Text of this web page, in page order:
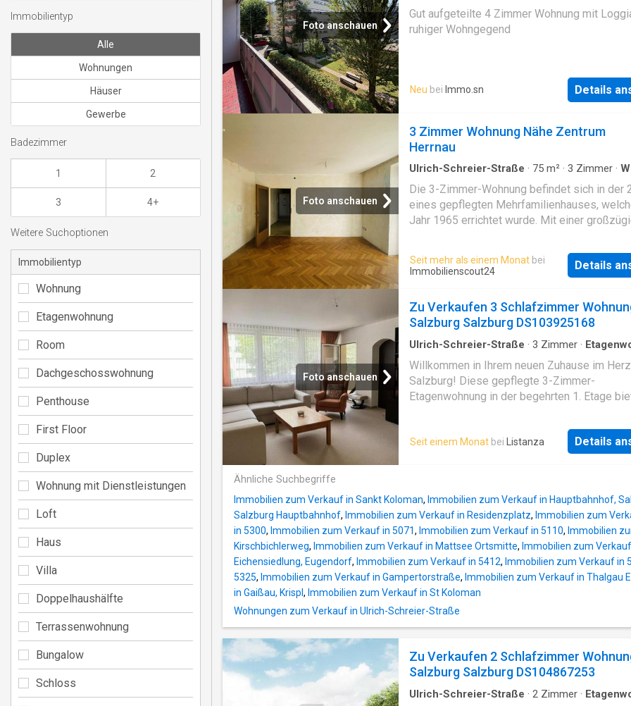
m² große, nach Süden ausgerichtete Loggia.
aus genießen Sie einen freien Ausblick ins
sowie einen beeindruckenden Fernblick auf
Raumaufteilung. Vom zentralen Vorraum aus
gelangen Sie in das Badezimmer, das
Essbereich. Die angeschlossene Küche ist mit
hochwertigen Geräten ausgestattet und fügt
harmonisch
Foto anschauen
Gut aufgeteilte 4 Zimmer Wohnung mit
ruhiger Wohngegend
Neu bei Immo.sn Details
Foto anschauen
3 Zimmer Wohnung Nähe Zentrum
Herrnau
Ulrich-Schreier-Straße · 75 m² · 3 Zimmer ·
Die 3-Zimmer-Wohnung befindet sich in der
eines gepflegten Mehrfamilienhauses,
Jahr 1965 errichtet wurde. Mit einer
Zimmern bietet diese Immobilie viel Platz
Familien und Paare.Der Stadtblick vom
genießen. Auch der Blick auf den Gaisberg ist
zwei ruhig gelegenen Schlafzimmern
Wohnzimmer sowie die Schlafräume sind mit
Fischgrätparkett versehen, der für eine
einladende Atmosphäre sorgt. Die Küche und
Badezimmer verfügen über ein Fenster.Der
der Wohnung ist dem Alter gemäß bzw.
zwischen dem Vermittler und dem zu
Dritten ein familiäres oder wirtschaftliches
Klinik 1.000m Krankenhaus 1.000m
Seit mehr als einem Monat bei
Immobilienscout24
Details
Foto anschauen
Zu Verkaufen 3 Schlafzimmer
Salzburg Salzburg DS103925168
Ulrich-Schreier-Straße · 3 Zimmer ·
Willkommen in Ihrem neuen Zuhause im
Salzburg! Diese gepflegte 3-Zimmer-
Etagenwohnung in der begehrten 1. Etage
sich für komfortables und urbanes Wohnen
wünschen. Allein der großzügige Eingangs-
schafft ein angenehmes Wohnambiente mit
lichtdurchfluteten Räumen. Zwei geräumige
Schlafzimmer, ein modernes Bad mit Wanne,
separates Gäste-WC, und ein großzügiges
Wohnzimmer mit Zugang zur Loggia, auf der
relaxt den Feierabend genießen kann,
Wohnung sehr attraktiv. Die gut ausgestattete
Echtholz-Wohnküche, sowie der gemütliche
Essplatz wirken wohltuend einladend. Ein
Wohnung, und eine sep. Einzel- Garage
selbstverständlich dazu - so ist Ihr Fahrzeug
sicher und geschützt untergebracht. Der
Seit einem Monat bei Listanza Details
Ähnliche Suchbegriffe
Immobilien zum Verkauf in Sankt Koloman, Immobilien zum Verkauf in Hauptbahnhof,
Salzburg Hauptbahnhof, Immobilien zum Verkauf in Residenzplatz, Immobilien zum
in 5300, Immobilien zum Verkauf in 5071, Immobilien zum Verkauf in 5110, Immobilien
Kirschbichlerweg, Immobilien zum Verkauf in Mattsee Ortsmitte, Immobilien zum
Eichensiedlung, Eugendorf, Immobilien zum Verkauf in 5412, Immobilien zum Verkauf in
5325, Immobilien zum Verkauf in Gampertorstraße, Immobilien zum Verkauf in Thalgau
in Gaißau, Krispl , Immobilien zum Verkauf in St Koloman
Wohnungen zum Verkauf in Ulrich-Schreier-Straße
Zu Verkaufen 2 Schlafzimmer
Salzburg Salzburg DS104867253
Ulrich-Schreier-Straße · 2 Zimmer ·
Immobilientyp
Alle
Wohnungen
Häuser
Gewerbe
Badezimmer
1 2
3 4+
Weitere Suchoptionen
Immobilientyp
Wohnung
Etagenwohnung
Room
Dachgeschosswohnung
Penthouse
First Floor
Duplex
Wohnung mit Dienstleistungen
Loft
Haus
Villa
Doppelhaushälfte
Terrassenwohnung
Bungalow
Schloss